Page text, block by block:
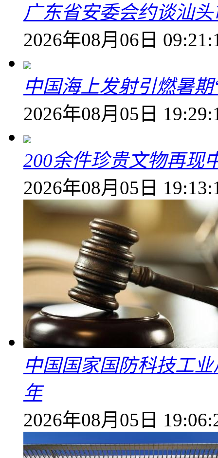
广东省安委会约谈汕
2026年08月06日
中国海上发射引燃暑
2026年08月05日
200余件珍贵文物再现
2026年08月05日
中国国家国防科技工
年
2026年08月05日